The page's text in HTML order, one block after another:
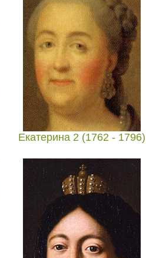
Екатерина 2 (1762 - 1796)